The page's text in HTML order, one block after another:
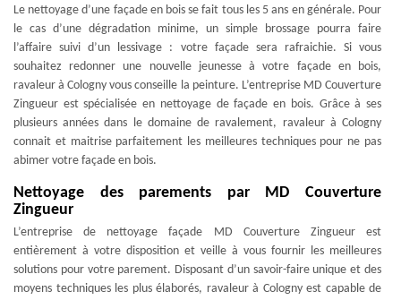
Le nettoyage d’une façade en bois se fait tous les 5 ans en générale. Pour
le cas d’une dégradation minime, un simple brossage pourra faire
l’affaire suivi d’un lessivage : votre façade sera rafraichie. Si vous
souhaitez redonner une nouvelle jeunesse à votre façade en bois,
ravaleur à Cologny vous conseille la peinture. L’entreprise MD Couverture
Zingueur est spécialisée en nettoyage de façade en bois. Grâce à ses
plusieurs années dans le domaine de ravalement, ravaleur à Cologny
connait et maitrise parfaitement les meilleures techniques pour ne pas
abimer votre façade en bois.
Nettoyage des parements par MD Couverture
Zingueur
L’entreprise de nettoyage façade MD Couverture Zingueur est
entièrement à votre disposition et veille à vous fournir les meilleures
solutions pour votre parement. Disposant d’un savoir-faire unique et des
moyens techniques les plus élaborés, ravaleur à Cologny est capable de